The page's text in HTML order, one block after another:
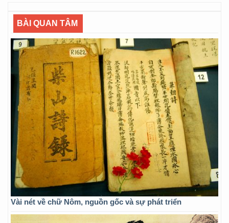
BÀI QUAN TÂM
Vài nét về chữ Nôm, nguồn gốc và sự phát triển